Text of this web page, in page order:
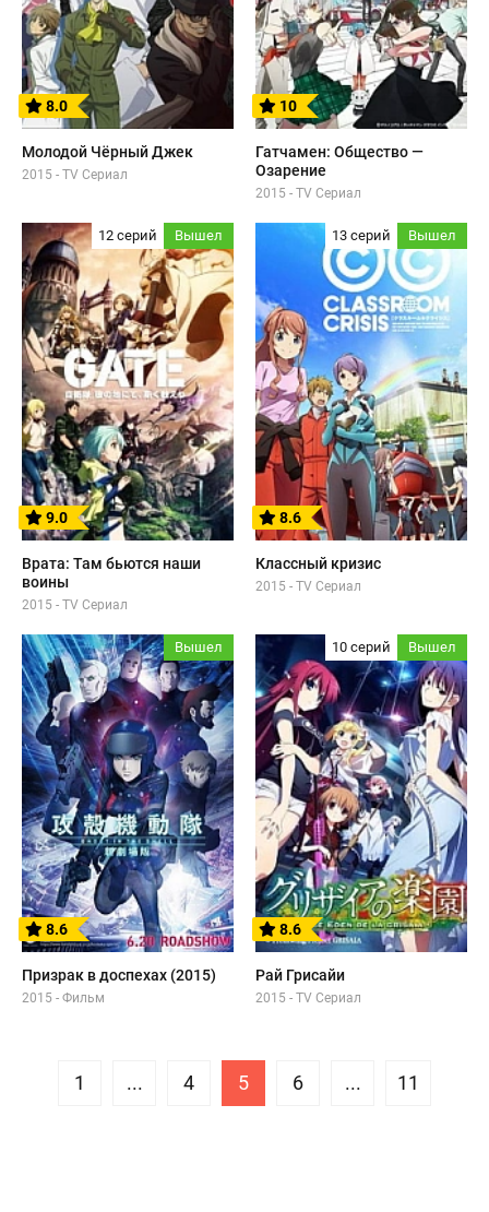
8.0
Молодой Чёрный Джек
2015 - TV Сериал
10
Гатчамен: Общество —
Озарение
2015 - TV Сериал
12 серий Вышел
9.0
Врата: Там бьются наши
воины
2015 - TV Сериал
13 серий Вышел
8.6
Классный кризис
2015 - TV Сериал
Вышел
8.6
Призрак в доспехах (2015)
2015 - Фильм
10 серий Вышел
8.6
Рай Грисайи
2015 - TV Сериал
1 ... 4 5 6 ... 11